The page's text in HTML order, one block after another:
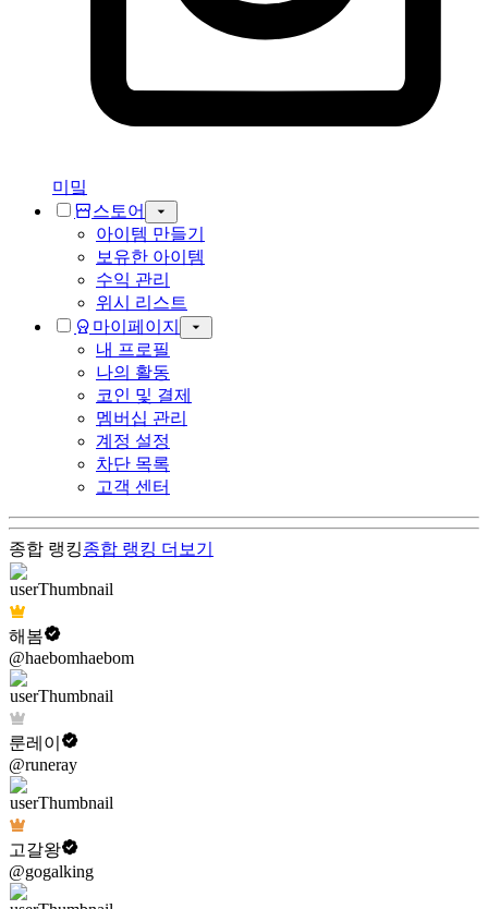
미밐
스토어
아이템 만들기
보유한 아이템
수익 관리
위시 리스트
마이페이지
내 프로필
나의 활동
코인 및 결제
멤버십 관리
계정 설정
차단 목록
고객 센터
종합 랭킹종합 랭킹 더보기
해봄
@haebomhaebom
룬레이
@runeray
고갈왕
@gogalking